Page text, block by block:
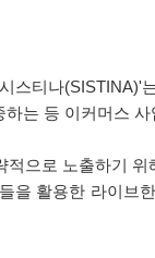
스티나
는 등 이커머스
으로 노출하기
을 활용한 라이브